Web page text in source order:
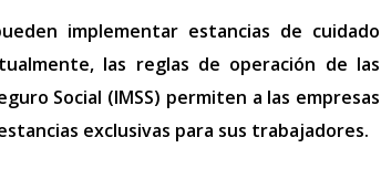
implementar estancias de cuidado
las reglas de operación de las
Social (IMSS) permiten a las empresas
exclusivas para sus trabajadores.